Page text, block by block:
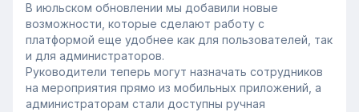
В июльском обновлении мы добавили новые
возможности, которые сделают работу с
платформой еще удобнее как для пользователей, так
и для администраторов.
Руководители теперь могут назначать сотрудников
на мероприятия прямо из мобильных приложений, а
администраторам стали доступны ручная